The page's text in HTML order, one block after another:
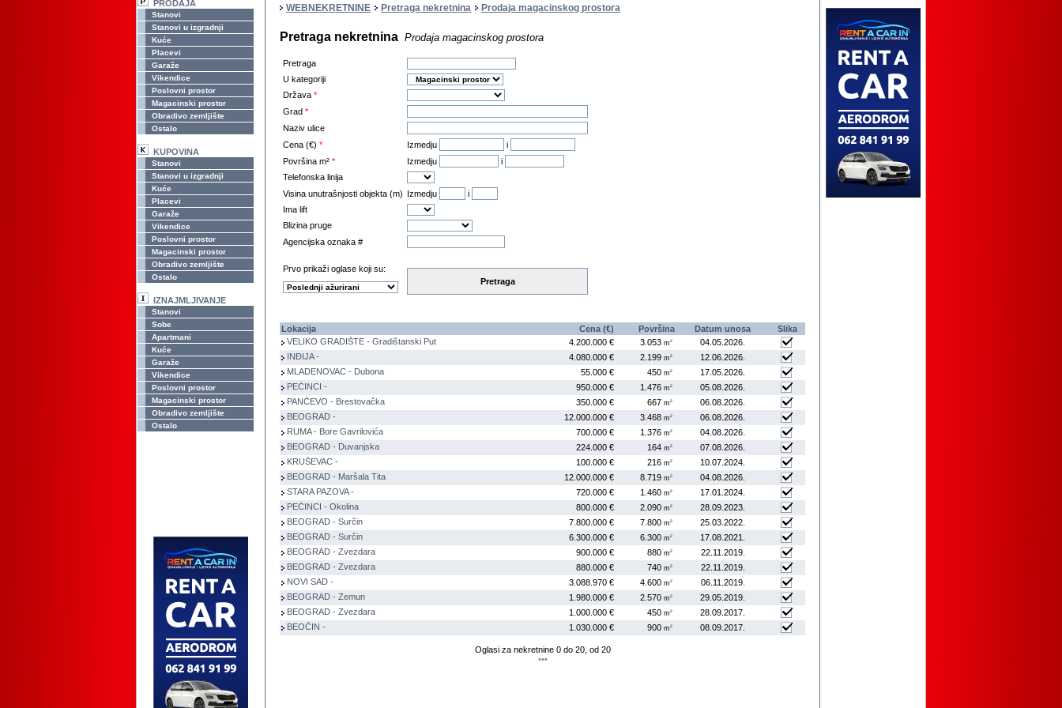
PRODAJA
Stanovi
Stanovi u izgradnji
Kuće
Placevi
Garaže
Vikendice
Poslovni prostor
Magacinski prostor
Obradivo zemljište
Ostalo
KUPOVINA
Stanovi
Stanovi u izgradnji
Kuće
Placevi
Garaže
Vikendice
Poslovni prostor
Magacinski prostor
Obradivo zemljište
Ostalo
IZNAJMLJIVANJE
Stanovi
Sobe
Apartmani
Kuće
Garaže
Vikendice
Poslovni prostor
Magacinski prostor
Obradivo zemljište
Ostalo
WEBNEKRETNINE Pretraga nekretnina Prodaja magacinskog prostora
Pretraga nekretnina Prodaja magacinskog prostora
Pretraga
U kategoriji
Država *
Grad *
Naziv ulice
Cena (€) * Izmedju
i
Površina m² * Izmedju
i
Telefonska linija
Visina unutrašnjosti objekta (m)
Izmedju
i
Ima lift
Blizina pruge
Agencijska oznaka #
Prvo prikaži oglase koji su:
Pretraga
Lokacija Cena (€) Površina Datum unosa
Slika
VELIKO GRADIŠTE - Gradištanski Put
4.200.000 € 3.053 m2 04.05.2026
INĐIJA -
4.080.000 € 2.199 m2 12.06.2026
MLADENOVAC - Dubona
55.000 € 450 m2 17.05.2026
PEĆINCI -
950.000 € 1.476 m2 05.08.2026
PANČEVO - Brestovačka
350.000 € 667 m2 06.08.2026
BEOGRAD -
12.000.000 € 3.468 m2 06.08.2026
RUMA - Bore Gavrilovića
700.000 € 1.376 m2 04.08.2026
BEOGRAD - Duvanjska
224.000 € 164 m2 07.08.2026
KRUŠEVAC -
100.000 € 216 m2 10.07.2024
BEOGRAD - Maršala Tita
12.000.000 € 8.719 m2 04.08.2026
STARA PAZOVA -
720.000 € 1.460 m2 17.01.2024
PEĆINCI - Okolina
800.000 € 2.090 m2 28.09.2023
BEOGRAD - Surčin
7.800.000 € 7.800 m2 25.03.2022
BEOGRAD - Surčin
6.300.000 € 6.300 m2 17.08.2021
BEOGRAD - Zvezdara
900.000 € 880 m2 22.11.2019.
BEOGRAD - Zvezdara
880.000 € 740 m2 22.11.2019.
NOVI SAD -
3.088.970 € 4.600 m2 06.11.2019.
BEOGRAD - Zemun
1.980.000 € 2.570 m2 29.05.2019
BEOGRAD - Zvezdara
1.000.000 € 450 m2 28.09.2017
BEOČIN -
1.030.000 € 900 m2 08.09.2017
Oglasi za nekretnine 0 do 20, od 20
•••